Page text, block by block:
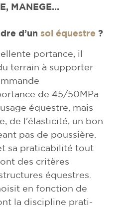
MANEGE…
d’un sol équestre ?
portance, il
terrain à supporter
de 45/50MPa
équestre, mais
de l’élasticité, un bon
pas de poussière.
sa praticabilité tout
des critères
équestres.
en fonction de
la discipline prati-